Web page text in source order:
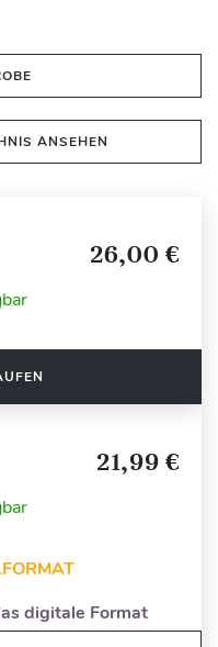
ANSEHEN
26,00 €
21,99 €
digitale Format